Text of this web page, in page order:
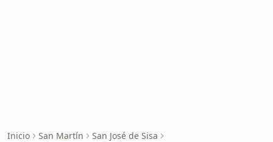
Inicio San Martín
San José de Sisa